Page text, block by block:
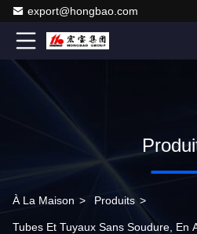
export@hongbao.com
À La Maison > Produits >
Tubes Et Tuyaux Sans Soudure, En